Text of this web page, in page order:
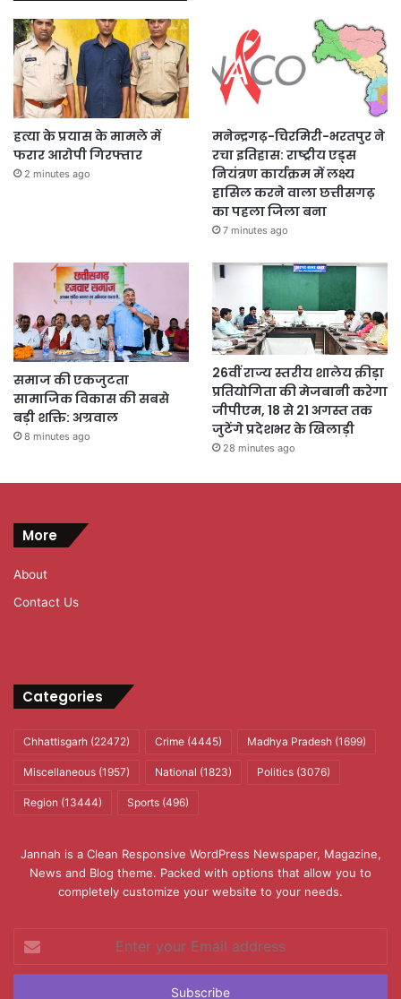
हत्या के प्रयास के मामले में
फरार आरोपी गिरफ्तार
2 minutes ago
मनेन्द्रगढ़-चिरमिरी-भरतपुर ने
रचा इतिहास: राष्ट्रीय एड्स
नियंत्रण कार्यक्रम में लक्ष्य
हासिल करने वाला छत्तीसगढ़
का पहला जिला बना
7 minutes ago
समाज की एकजुटता
सामाजिक विकास की सबसे
बड़ी शक्ति: अग्रवाल
8 minutes ago
26वीं राज्य स्तरीय शालेय क्रीड़ा
प्रतियोगिता की मेजबानी करेगा
जीपीएम, 18 से 21 अगस्त तक
जुटेंगे प्रदेशभर के खिलाड़ी
28 minutes ago
More
About
Contact Us
Categories
Chhattisgarh (22472) Crime (4445) Madhya Pradesh (1699)
Miscellaneous (1957) National (1823) Politics (3076)
Region (13444) Sports (496)
Jannah is a Clean Responsive WordPress Newspaper, Magazine,
News and Blog theme. Packed with options that allow you to
completely customize your website to your needs.
your
Email